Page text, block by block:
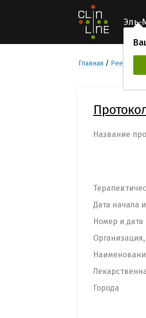
Эль-
Главная Реестр
Название
Дата начала
Номер и дата
Города